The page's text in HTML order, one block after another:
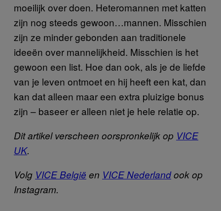
moeilijk over doen. Heteromannen met katten
zijn nog steeds gewoon…mannen. Misschien
zijn ze minder gebonden aan traditionele
ideeën over mannelijkheid. Misschien is het
gewoon een list. Hoe dan ook, als je de liefde
van je leven ontmoet en hij heeft een kat, dan
kan dat alleen maar een extra pluizige bonus
zijn – baseer er alleen niet je hele relatie op.
Dit artikel verscheen oorspronkelijk op VICE
UK.
Volg VICE België en VICE Nederlandook op
Instagram.